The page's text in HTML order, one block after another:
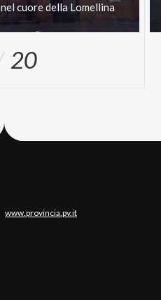
nel cuoredella Lomellina
20
www.provincia.pv.it